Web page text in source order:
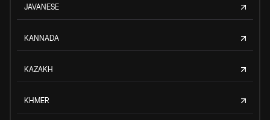
JAVANESE
KANNADA
KAZAKH
KHMER